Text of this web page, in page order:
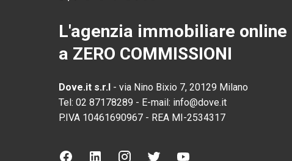
L'agenzia immobiliare online
a ZERO COMMISSIONI
Dove.it s.r.l - via Nino Bixio 7, 20129 Milano
Tel: 02 87178289 - E-mail: info@dove.it
P.IVA 10461690967 - REA MI-2534317